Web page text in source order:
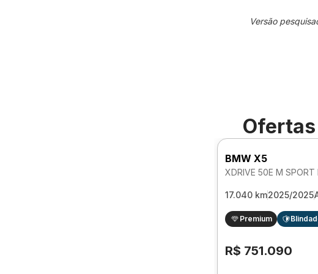
Versão
BMW X5
17.040 km2025/2025
Premium
R$ 751.090